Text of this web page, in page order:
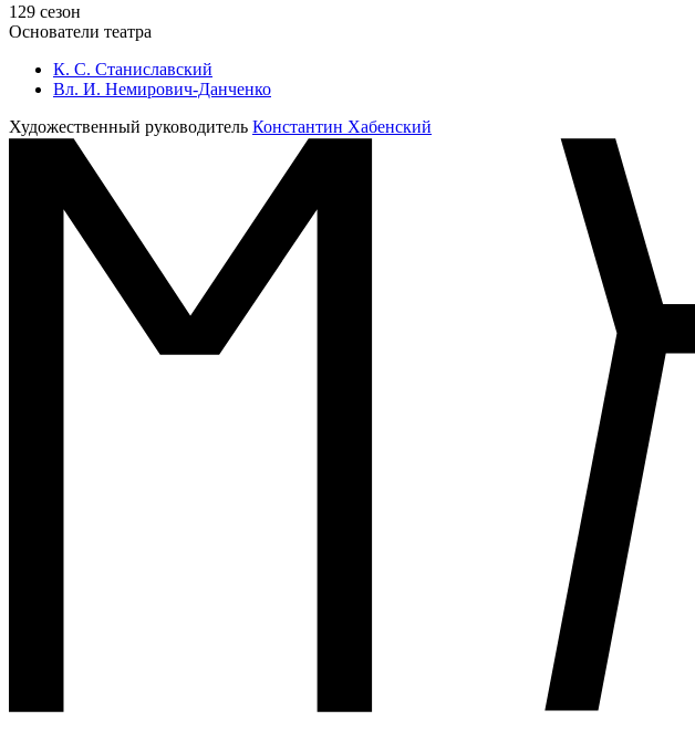
129 сезон
Основатели театра
К. С. Станиславский
Вл. И. Немирович-Данченко
Художественный руководитель Константин Хабенский